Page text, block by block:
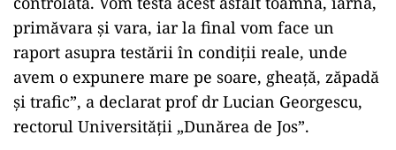
primăvara şi vara, iar la final vom face un
raport asupra testării în condiţii reale, unde
avem o expunere mare pe soare, gheaţă, zăpadă
şi trafic”, a declarat prof dr Lucian Georgescu,
rectorul Universităţii „Dunărea de Jos”.